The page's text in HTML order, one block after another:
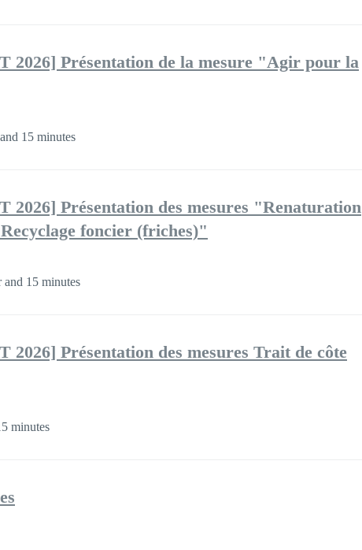
2026] Présentation de la mesure "Agir pour la
15 minutes
Présentation des mesures "Renaturation
foncier (friches)"
15 minutes
Présentation des mesures Trait de côte
minutes